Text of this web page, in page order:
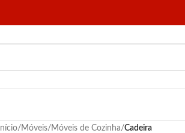
Início/ Móveis/ Móveis de Cozinha/Cadeira